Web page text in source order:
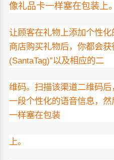
像礼品卡一样塞在包装上。
让顾客在礼物上添加个性
商店购买礼物后，你都会获
(SantaTag)”以及相应的二
维码。扫描该渠道二维码
一段个性化的语音信息，
一样塞在包装
上。